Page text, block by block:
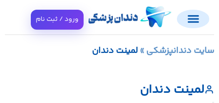
ورود / ثبت نام
دندانپزشکی»لمینت دندان
لمینت دندان